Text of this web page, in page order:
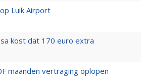
Luik Airport
kost dat 170 euro extra
maanden vertraging oplopen